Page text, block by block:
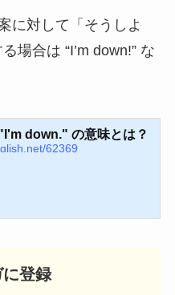
に対して「そうしよ
場合は “I’m down!” な
down." の意味とは？
62369
に登録